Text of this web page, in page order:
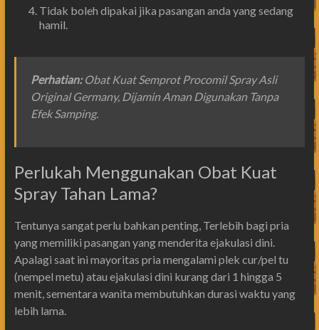
Tidak boleh dipakai jika pasangan anda yang sedang
hamil.
Perhatian: Obat Kuat Semprot Procomil Spray Asli
Original Germany, Dijamin Aman Digunakan Tanpa
Efek Samping.
Perlukah Menggunakan Obat Kuat
Spray Tahan Lama?
Tentunya sangat perlu bahkan penting, Terlebih bagi pria
yang memiliki pasangan yang menderita ejakulasi dini.
Apalagi saat ini mayoritas pria mengalami plek cur/pel tu
(nempel metu) atau ejakulasi dini kurang dari 1 hingga 5
menit, sementara wanita membutuhkan durasi waktu yang
lebih lama.